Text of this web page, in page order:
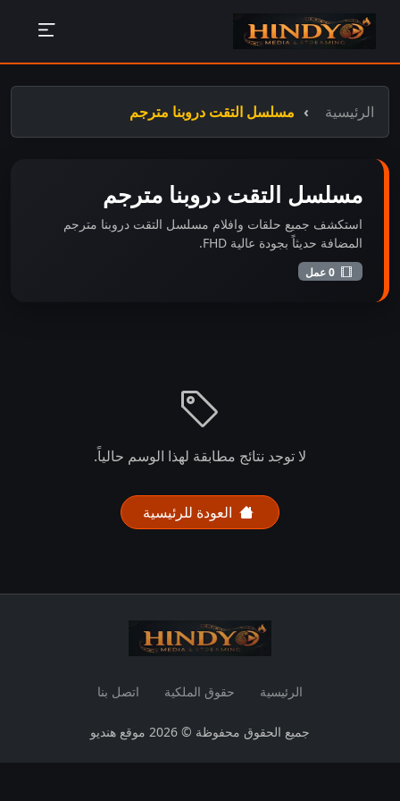
الرئيسية مسلسل التقت دروبنا مترجم
مسلسل التقت دروبنا مترجم
استكشف جميع حلقات وافلام مسلسل التقت دروبنا مترجم
المضافة حديثاً بجودة عالية FHD.
لا توجد نتائج مطابقة لهذا الوسم حالياً.
العودة للرئيسية
الرئيسية حقوق الملكية اتصل بنا
جميع الحقوق محفوظة © 2026 موقع هنديو